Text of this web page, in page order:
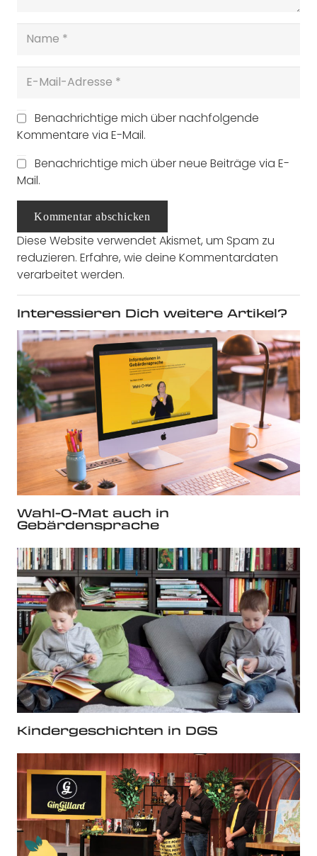
Benachrichtige mich über nachfolgende
Kommentare via E-Mail.
Benachrichtige mich über neue Beiträge via E-
Mail.
Kommentar abschicken
Diese Website verwendet Akismet, um Spam zu
reduzieren. Erfahre, wie deine Kommentardaten
verarbeitet werden.
Interessieren Dich weitere Artikel?
Wahl-O-Mat auch in
Gebärdensprache
Kindergeschichten in DGS